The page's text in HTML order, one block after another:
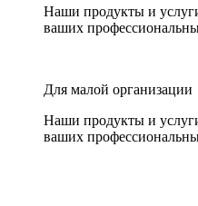
Наши продукты и
ваших
Для малой организации
Наши продукты и
ваших